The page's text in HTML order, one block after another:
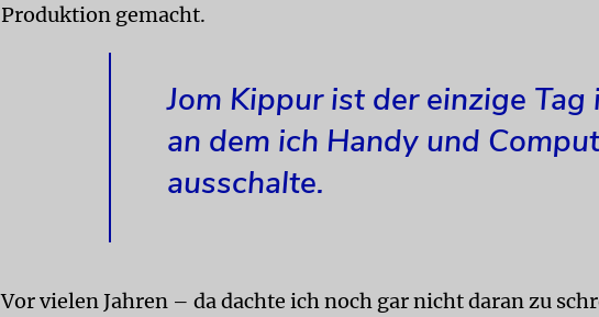
Produktion gemacht.
Jom Kippur ist der einzige Tag
an dem ich Handy und
ausschalte.
Vor vielen Jahren – da dachte ich noch gar nicht daran zu